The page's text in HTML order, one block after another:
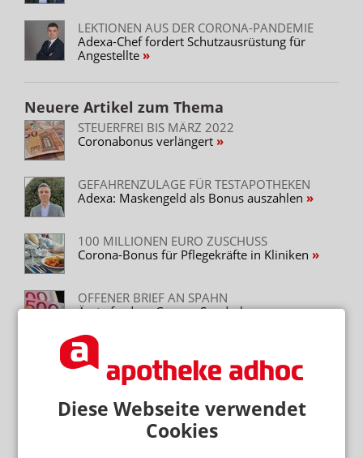
Diese Webseite verwendet
Cookies
LEKTIONEN AUS DER CORONA-PANDEMIE
Adexa-Chef fordert Schutzausrüstung für
Angestellte
Neuere Artikel zum Thema
STEUERFREI BIS MÄRZ 2022
Coronabonus verlängert
GEFAHRENZULAGE FÜR TESTAPOTHEKEN
Adexa: Maskengeld als Bonus auszahlen
100 MILLIONEN EURO ZUSCHUSS
Corona-Bonus für Pflegekräfte in Kliniken
OFFENER BRIEF AN SPAHN
Ärzte fordern Corona-Sonderbonus,
FINANZAMT UNTERLIEGT VOR
BUNDESFINANZHOF
Kassenbonus für gesundes Leben teilweise
steuerfrei